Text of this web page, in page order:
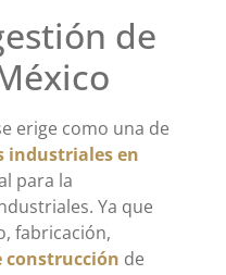
de
erige como una de
industriales en
para la
Ya que
fabricación,
construcción de